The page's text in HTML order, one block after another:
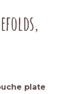
plate